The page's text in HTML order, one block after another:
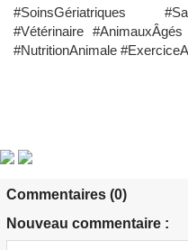
#SoinsGériatriques
#Vétérinaire
#NutritionAnimale
Commentaires (0)
Nouveau commentaire :